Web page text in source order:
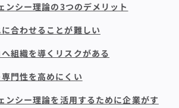
ンシー理論の3つのデメリット
合わせることが難しい
組織を導くリスクがある
門性を高めにくい
ンシー理論を活用するために企業がす